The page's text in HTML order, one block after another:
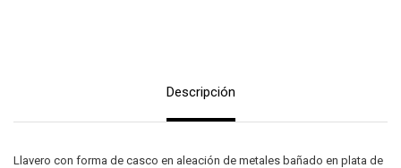
Descripción
Llavero con forma de casco en aleación de metales bañado en plata de